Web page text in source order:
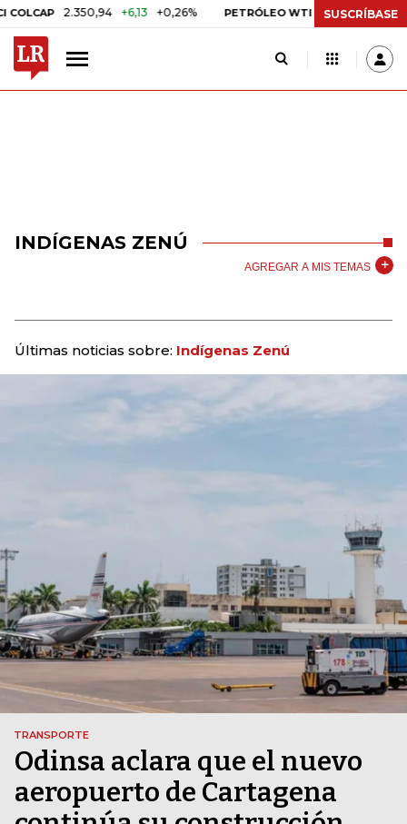
2.350,94 +6,13 +0,26% PETRÓLEO WTI US$ 78,01 US$ 2,92
SUSCRÍBASE
INDÍGENAS ZENÚ
AGREGAR A MIS TEMAS
Últimas noticias sobre: Indígenas Zenú
TRANSPORTE
Odinsa aclara que el nuevo
aeropuerto de Cartagena